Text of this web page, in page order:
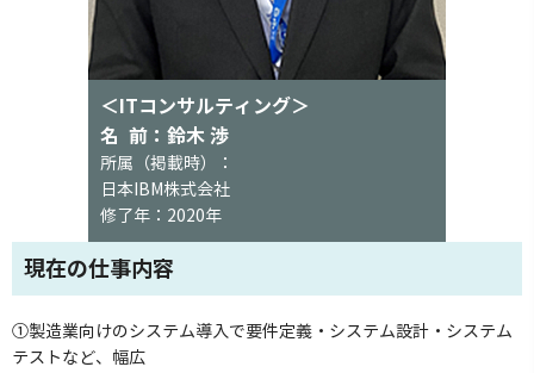
＜ITコンサルティング＞
名 前：鈴木 渉
所属（掲載時）：
日本IBM株式会社
修了年：2020年
現在の仕事内容
①製造業向けのシステム導入で要件定義・システム設計・システム
テストなど、幅広